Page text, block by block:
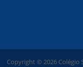
Copyright © 2026Colégio